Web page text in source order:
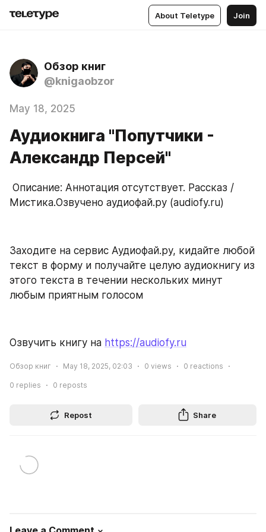
About Teletype Join
Обзор книг
@knigaobzor
May 18, 2025
Аудиокнига "Попутчики -
Александр Персей"
Мистика.Озвучено аудиофай.ру (audiofy.ru)
Заходите на сервис Аудиофай.ру, кидайте любой
текст в форму и получайте целую аудиокнигу из
этого текста в течении нескольких минут
любым приятным голосом
Озвучить книгу на https://audiofy.ru
Обзор книг May 18, 2025, 02:03 0 views 0 reactions
0 replies 0 reposts
Repost Share